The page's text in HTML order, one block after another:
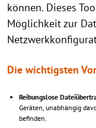
können. Dieses
Möglichkeit zur
Die wichtigsten
Reibungslose
Geräten, unabhängig
befinden.